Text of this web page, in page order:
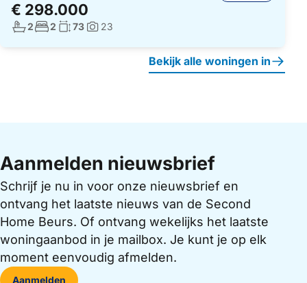
€ 298.000
Aantal badkamers:
2Aantal slaapkamers:
2 Woonoppervlakte:
73Foto's:
23
Bekijk alle woningen in
Aanmelden nieuwsbrief
Schrijf je nu in voor onze nieuwsbrief en
ontvang het laatste nieuws van de Second
Home Beurs. Of ontvang wekelijks het laatste
woningaanbod in je mailbox. Je kunt je op elk
moment eenvoudig afmelden.
Aanmelden